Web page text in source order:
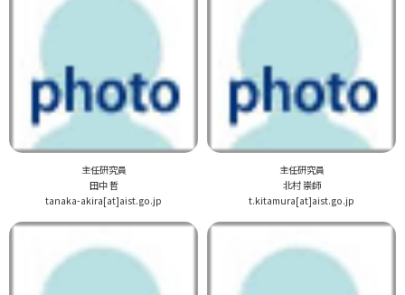
主任研究員
田中 哲
tanaka-akira[at]aist.go.jp
主任研究員
北村 崇師
t.kitamura[at]aist.go.jp